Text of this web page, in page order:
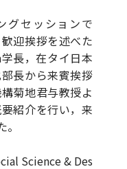
グセッションで
迎挨拶を述べた
長，在タイ日本
長から来賓挨拶
菊地君与教授よ
紹介を行い，来
Science & Des